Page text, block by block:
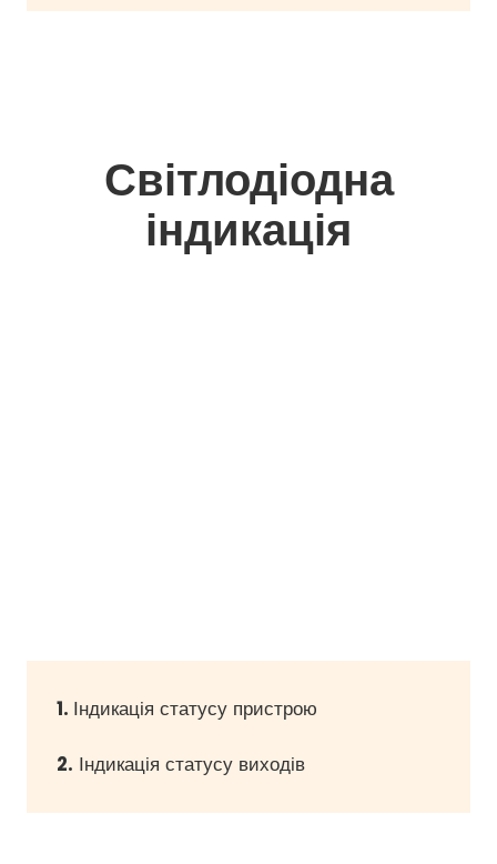
Світлодіодна
індикація
1. Індикація статусу пристрою
2. Індикація статусу виходів